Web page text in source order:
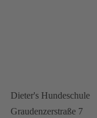
Dieter's Hundeschule
Graudenzerstraße 7